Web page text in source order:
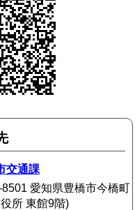
交通課
愛知県豊橋市今橋町
所 東館9階)